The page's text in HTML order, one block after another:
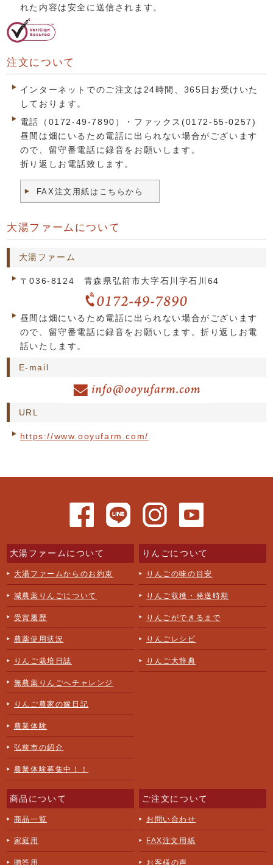
れた内容は安全に送信されます。
注文について
インターネットでのご注文は24時間、365日お受けいた
しております。
電話（0172-49-7890）・ファックス(0172-55-0257)
昼間は畑にいるため電話に出られない場合がございます
ので、留守番電話に録音をお願いします。
折り返しお電話致します。
FAX注文用紙はこちらから
大湯ファームについて
大湯ファーム
〒036-8124 青森県弘前市大字石川字石川64
昼間は畑にいるため電話に出られない場合がございます
ので、留守番電話に録音をお願いします。折り返しお電
話いたします。
E-mail
URL
https://www.ooyufarm.com/
大湯ファームについて
大湯ファームからのお約束
減農薬りんごについて
受賞履歴
農薬使用状況
りんご栽培日誌
無農薬りんごへチャレンジ
りんご農家の嫁日記
農業体験
弘前市の紹介
農業体験募集中！！
りんごについて
りんごの味の目安
りんご収穫・発送時期
りんごができるまで
りんごレシピ
りんご大辞典
商品について
商品一覧
家庭用
贈答用
ご注文について
お問い合わせ
FAX注文用紙
お客様の声